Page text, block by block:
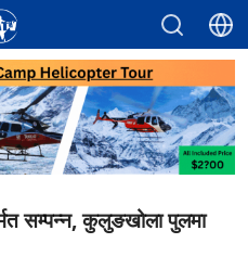
सम्पन्न, कुलुङखोला पुलमा